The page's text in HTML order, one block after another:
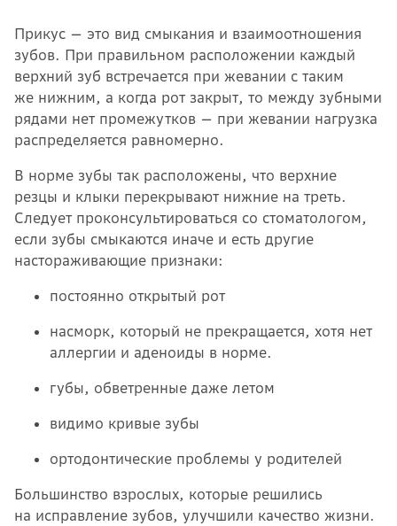
Прикус — это вид смыкания и взаимоотношения
зубов. При правильном расположении каждый
верхний зуб встречается при жевании с таким
же нижним, а когда рот закрыт, то между зубными
рядами нет промежутков — при жевании нагрузка
распределяется равномерно.
В норме зубы так расположены, что верхние
резцы и клыки перекрывают нижние на треть.
Следует проконсультироваться со стоматологом,
если зубы смыкаются иначе и есть другие
настораживающие признаки:
постоянно открытый рот
насморк, который не прекращается, хотя нет
аллергии и аденоиды в норме.
губы, обветренные даже летом
видимо кривые зубы
ортодонтические проблемы у родителей
Большинство взрослых, которые решились
на исправление зубов, улучшили качество жизни.